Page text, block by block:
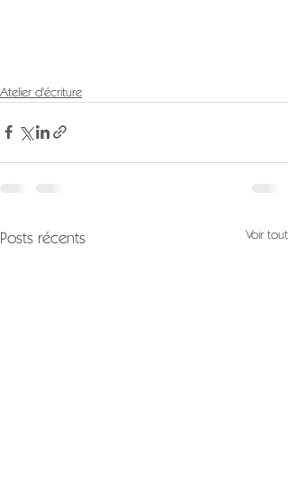
Atelier d'écriture
Posts récents Voir tout